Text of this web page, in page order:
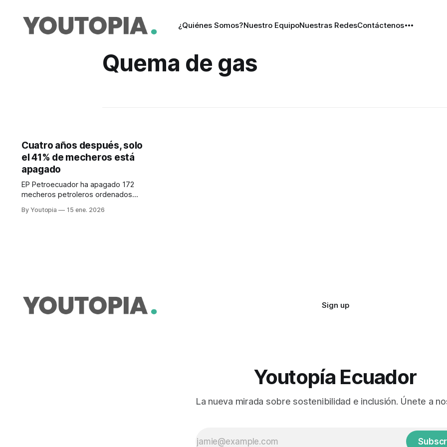
¿Quiénes Somos?Nuestro EquipoNuestras RedesContáctenos
Quema de gas
Cuatro años después, solo
el 41% de mecheros está
apagado
EP Petroecuador ha apagado 172
mecheros petroleros ordenados
Amazonía aún siguen activas 252
By Youtopia 15 ene. 2026
Sign up
Youtopía Ecuador
La nueva mirada sobre sostenibilidad e inclusión. Únete a